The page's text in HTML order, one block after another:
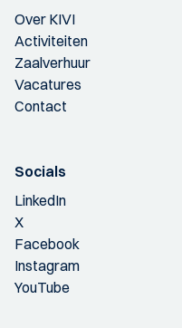
Over KIVI
Activiteiten
Zaalverhuur
Vacatures
Contact
Socials
LinkedIn
X
Facebook
Instagram
YouTube